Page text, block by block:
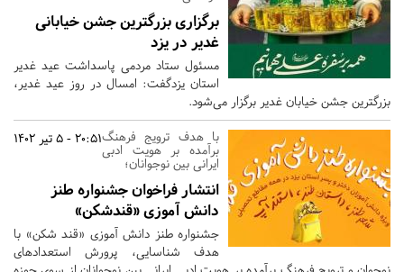
برگزاری بزرگترین جشن خیابانی
غدیر در یزد
مسئول ستاد مردمی پاسداشت عید غدیر
استان یزدگفت: امسال در روز عید غدیر،
بزرگترین جشن خیابان غدیر برگزار می‌شود.
20:51 - 5 تیر 1402با هدف ترویج فرهنگ
برآمده بر هویت ادبی
ایرانی بین نوجوانان؛
انتشار فراخوان جشنواره طنز
دانش آموزی «قندشکن»
جشنواره طنز دانش آموزی «قند شکن» با
هدف شناسایی، پرورش استعدادهای